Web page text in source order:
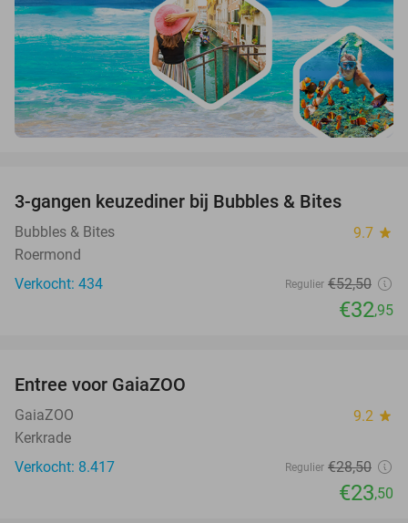
3-gangen keuzediner bij Bubbles & Bites
Bubbles & Bites 9.7 star
Roermond
Verkocht: 434
Regulier €52,50
€32,95
Entree voor GaiaZOO
GaiaZOO 9.2 star
Kerkrade
Verkocht: 8.417
Regulier €28,50
€23,50